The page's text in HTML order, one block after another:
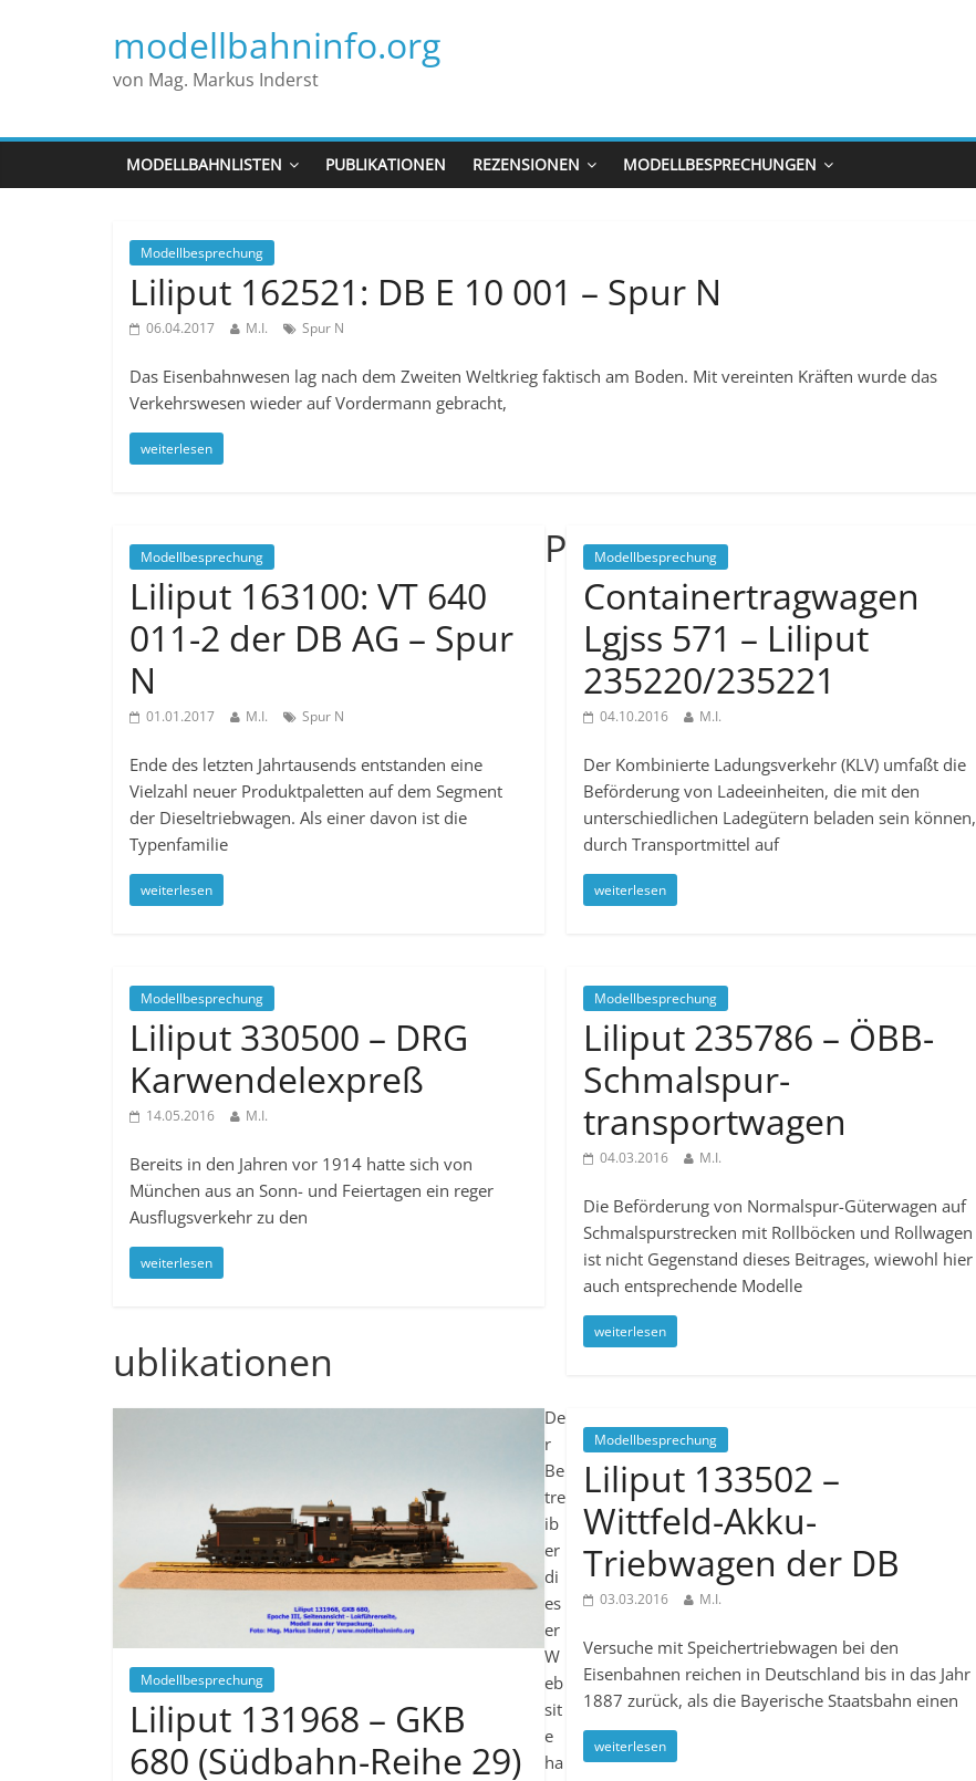
modellbahninfo.org
von Mag. Markus Inderst
MODELLBAHNLISTEN PUBLIKATIONEN REZENSIONEN MODELLBESPRECHUNGEN
Modellbesprechung
Liliput 162521: DB E 10 001 – Spur N
06.04.2017 M.I. Spur N
Das Eisenbahnwesen lag nach dem Zweiten Weltkrieg faktisch am Boden. Mit vereinten Kräften wurde das
Verkehrswesen wieder auf Vordermann gebracht,
weiterlesen
Modellbesprechung
Liliput 163100: VT 640
011-2 der DB AG – Spur
N
01.01.2017 M.I. Spur N
Ende des letzten Jahrtausends entstanden eine
Vielzahl neuer Produktpaletten auf dem Segment
der Dieseltriebwagen. Als einer davon ist die
Typenfamilie
weiterlesen
Modellbesprechung
Containertragwagen
Lgjss 571 – Liliput
235220/235221
04.10.2016 M.I.
Der Kombinierte Ladungsverkehr (KLV) umfaßt die
Beförderung von Ladeeinheiten, die mit den
unterschiedlichen Ladegütern beladen sein können,
durch Transportmittel auf
weiterlesen
Modellbesprechung
Liliput 330500 – DRG
Karwendelexpreß
14.05.2016 M.I.
Bereits in den Jahren vor 1914 hatte sich von
München aus an Sonn- und Feiertagen ein reger
Ausflugsverkehr zu den
weiterlesen
Modellbesprechung
Liliput 235786 – ÖBB-
Schmalspur­
transportwagen
04.03.2016 M.I.
Die Beförderung von Normalspur-Güterwagen auf
Schmalspurstrecken mit Rollböcken und Rollwagen
ist nicht Gegenstand dieses Beitrages, wiewohl hier
auch entsprechende Modelle
weiterlesen
Modellbesprechung
Liliput 131968 – GKB
680 (Südbahn-Reihe 29)
Modellbesprechung
Liliput 133502 –
Wittfeld-Akku-
Triebwagen der DB
03.03.2016 M.I.
Versuche mit Speichertriebwagen bei den
Eisenbahnen reichen in Deutschland bis in das Jahr
1887 zurück, als die Bayerische Staatsbahn einen
weiterlesen
P
ublikationen
De
r
Be
tre
ib
er
di
es
er
W
eb
sit
e
ha